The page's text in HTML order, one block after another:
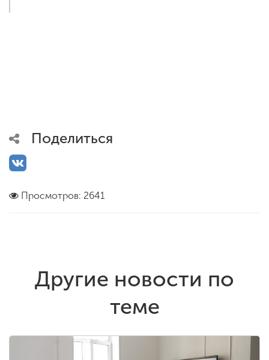
Поделиться
Просмотров: 2641
Другие новости по
теме